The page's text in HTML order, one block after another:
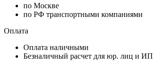
по Москве
по РФ транспортными компаниями
Оплата
Оплата наличными
Безналичный расчет для юр. лиц и ИП